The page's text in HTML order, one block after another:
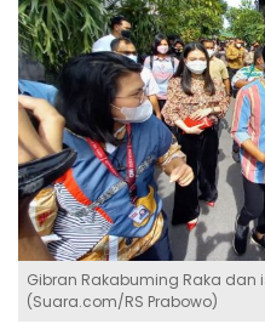
Gibran Rakabuming Raka
(Suara.com/RS Prabowo)